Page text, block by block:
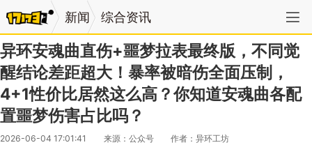
新闻 综合资讯
异环安魂曲直伤+噩梦拉表最终版，不同觉
醒结论差距超大！暴率被暗伤全面压制，
4+1性价比居然这么高？你知道安魂曲各配
置噩梦伤害占比吗？
2026-06-04 17:01:41 来源：公众号 作者：异环工坊